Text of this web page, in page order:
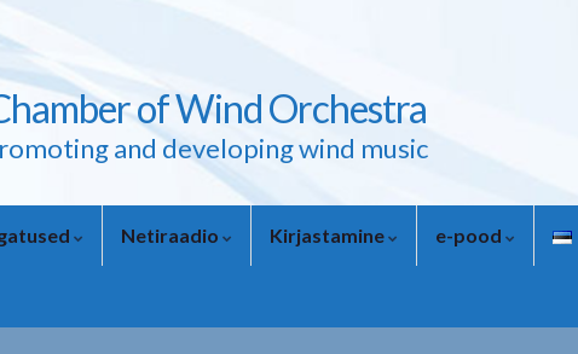
of Wind Orchestra
and developing wind music
Netiraadio Kirjastamine e-pood